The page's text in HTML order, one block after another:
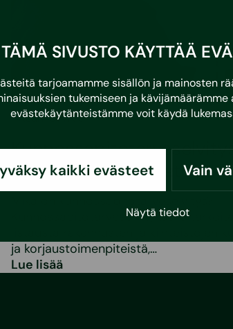
TÄMÄ SIVUSTO KÄYTTÄÄ
tarjoamamme sisällön ja mainosten
tukemiseen ja kävijämäärämme
evästekäytänteistämme voit käydä
kaikki evästeet Vain
Näytä tiedot
Asumisvinkit •3.3.2026
kysytyt kysymykset
Kunnossapitotarveselvityksellä
ja korjaustoimenpiteistä,…
Lue lisää